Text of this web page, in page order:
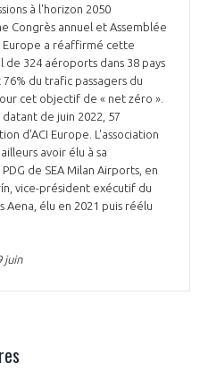
à l'horizon 2050
Congrès annuel et Assemblée
Europe a réaffirmé cette
324 aéroports dans 38 pays
du trafic passagers du
cet objectif de « net zéro ».
de juin 2022, 57
d'ACI Europe. L'association
avoir élu à sa
de SEA Milan Airports, en
vice-président exécutif du
élu en 2021 puis réélu
juin